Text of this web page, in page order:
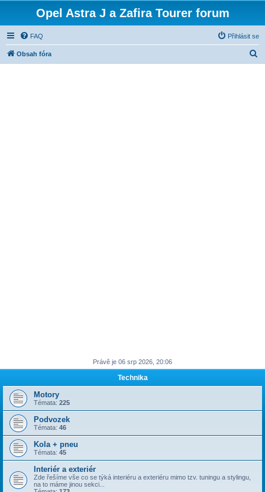
Opel Astra J a Zafira Tourer forum
FAQ Přihlásit se
Obsah fóra
Právě je 06 srp 2026, 20:06
Technika
Motory
Témata: 225
Podvozek
Témata: 46
Kola + pneu
Témata: 45
Interiér a exteriér
Zde řešíme vše co se týká interiéru a exteriéru mimo tzv. tuningu a stylingu,
na to máme jinou sekci...